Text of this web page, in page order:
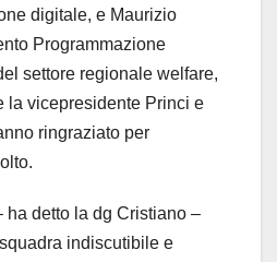
digitale, e Maurizio
Programmazione
settore regionale welfare,
la vicepresidente Princi e
ringraziato per
ha detto la dg Cristiano –
indiscutibile e